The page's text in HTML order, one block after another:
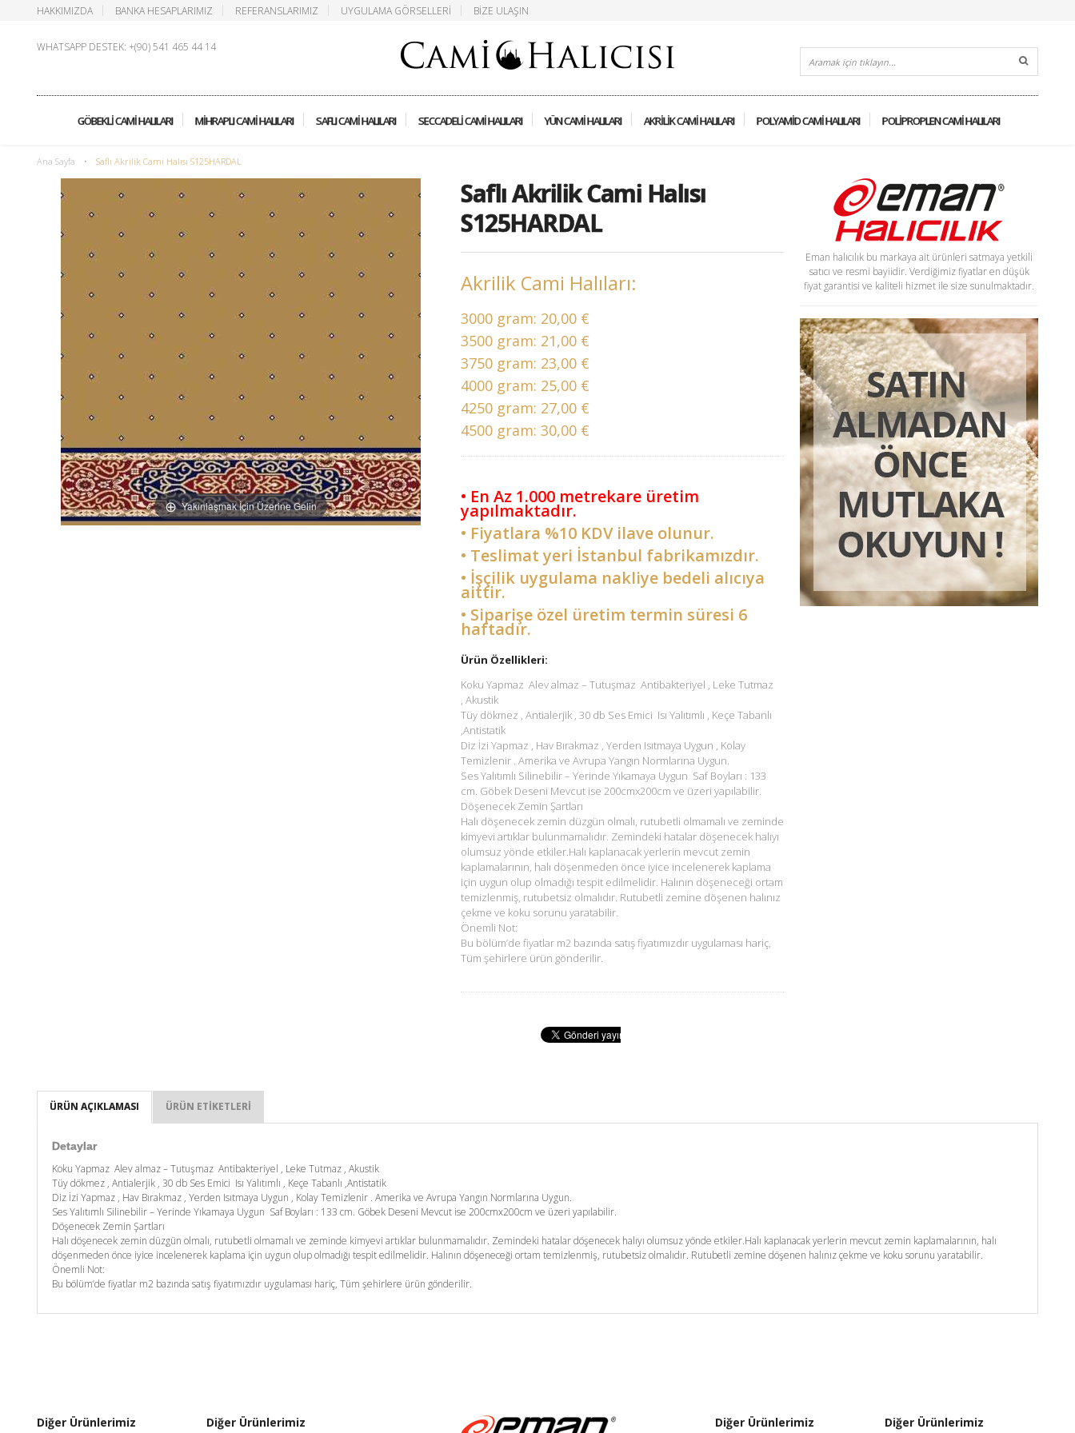
HAKKIMIZDA BANKA HESAPLARIMIZ REFERANSLARIMIZ UYGULAMA GÖRSELLERI BIZE ULAŞIN
WHATSAPP DESTEK: +(90) 541 465 44 14
GÖBEKLI CAMI HALILARI MIHRAPLI CAMI HALILARI SAFLI CAMI HALILARI SECCADELI CAMI HALILARI YÜN CAMI HALILARI AKRILIK CAMI HALILARI POLYAMID CAMI HALILARI POLIPROPLEN CAMI HALILARI
Ana Sayfa • Saflı Akrilik Cami Halısı S125HARDAL
Yakınlaşmak İçin Üzerine Gelin
Saflı Akrilik Cami Halısı
S125HARDAL
Akrilik Cami Halıları:
3000 gram: 20,00 €
3500 gram: 21,00 €
3750 gram: 23,00 €
4000 gram: 25,00 €
4250 gram: 27,00 €
4500 gram: 30,00 €
• En Az 1.000 metrekare üretim
yapılmaktadır.
• Fiyatlara %10 KDV ilave olunur.
• Teslimat yeri İstanbul fabrikamızdır.
• İşçilik uygulama nakliye bedeli alıcıya
aittir.
• Siparişe özel üretim termin süresi 6
haftadır.
Ürün Özellikleri:
Koku Yapmaz Alev almaz – Tutuşmaz Antibakteriyel , Leke Tutmaz
, Akustik
Tüy dökmez , Antialerjik , 30 db Ses Emici Isı Yalıtımlı , Keçe Tabanlı
,Antistatik
Diz İzi Yapmaz , Hav Bırakmaz , Yerden Isıtmaya Uygun , Kolay
Temizlenir . Amerika ve Avrupa Yangın Normlarına Uygun.
Ses Yalıtımlı Silinebilir – Yerinde Yıkamaya Uygun Saf Boyları : 133
cm. Göbek Deseni Mevcut ise 200cmx200cm ve üzeri yapılabilir.
Döşenecek Zemin Şartları
Halı döşenecek zemin düzgün olmalı, rutubetli olmamalı ve zeminde
kimyevi artıklar bulunmamalıdır. Zemindeki hatalar döşenecek halıyı
olumsuz yönde etkiler.Halı kaplanacak yerlerin mevcut zemin
kaplamalarının, halı döşenmeden önce iyice incelenerek kaplama
için uygun olup olmadığı tespit edilmelidir. Halının döşeneceği ortam
temizlenmiş, rutubetsiz olmalıdır. Rutubetli zemine döşenen halınız
çekme ve koku sorunu yaratabilir.
Önemli Not:
Bu bölüm’de fiyatlar m2 bazında satış fiyatımızdır uygulaması hariç,
Tüm şehirlere ürün gönderilir.
Eman halıcılık bu markaya ait ürünleri satmaya yetkili
satıcı ve resmi bayiidir. Verdiğimiz fiyatlar en düşük
fiyat garantisi ve kaliteli hizmet ile size sunulmaktadır.
ÜRÜN AÇIKLAMASI ÜRÜN ETIKETLERI
Detaylar
Koku Yapmaz Alev almaz – Tutuşmaz Antibakteriyel , Leke Tutmaz , Akustik
Tüy dökmez , Antialerjik , 30 db Ses Emici Isı Yalıtımlı , Keçe Tabanlı ,Antistatik
Diz İzi Yapmaz , Hav Bırakmaz , Yerden Isıtmaya Uygun , Kolay Temizlenir . Amerika ve Avrupa Yangın Normlarına Uygun.
Ses Yalıtımlı Silinebilir – Yerinde Yıkamaya Uygun Saf Boyları : 133 cm. Göbek Deseni Mevcut ise 200cmx200cm ve üzeri yapılabilir.
Döşenecek Zemin Şartları
Halı döşenecek zemin düzgün olmalı, rutubetli olmamalı ve zeminde kimyevi artıklar bulunmamalıdır. Zemindeki hatalar döşenecek halıyı olumsuz yönde etkiler.Halı kaplanacak yerlerin mevcut zemin kaplamalarının, halı
döşenmeden önce iyice incelenerek kaplama için uygun olup olmadığı tespit edilmelidir. Halının döşeneceği ortam temizlenmiş, rutubetsiz olmalıdır. Rutubetli zemine döşenen halınız çekme ve koku sorunu yaratabilir.
Önemli Not:
Bu bölüm’de fiyatlar m2 bazında satış fiyatımızdır uygulaması hariç, Tüm şehirlere ürün gönderilir.
Diğer Ürünlerimiz Diğer Ürünlerimiz Diğer Ürünlerimiz Diğer Ürünlerimiz